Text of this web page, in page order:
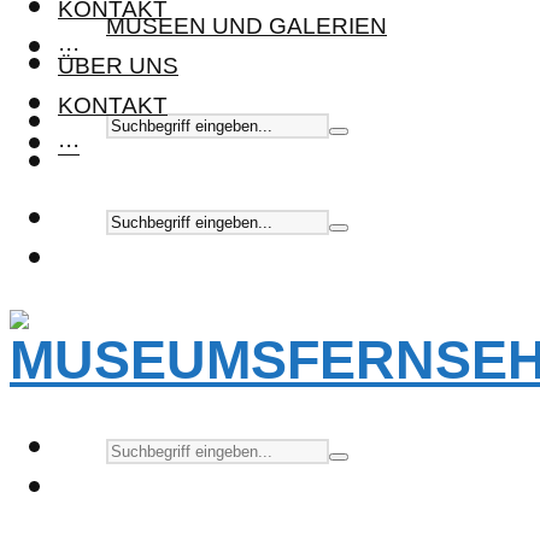
KONTAKT
···
MUSEEN UND GALERIEN
ÜBER UNS
KONTAKT
···